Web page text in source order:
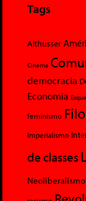
Tags
Althusser
Cinema
democracia
Economia
feminismo
Imperialismo
de classes
Neoliberalismo